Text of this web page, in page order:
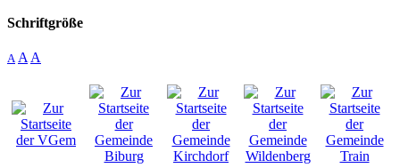
Schriftgröße
A A A